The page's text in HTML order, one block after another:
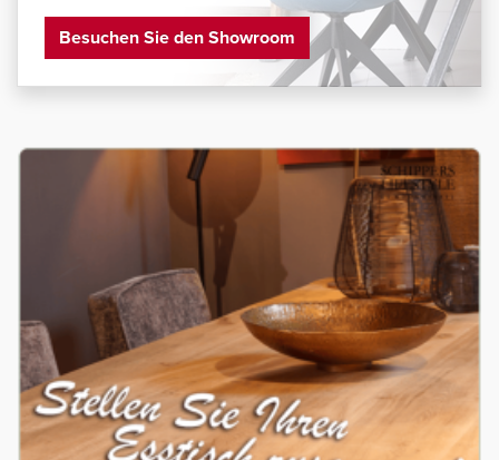
Besuchen Sie den Showroom